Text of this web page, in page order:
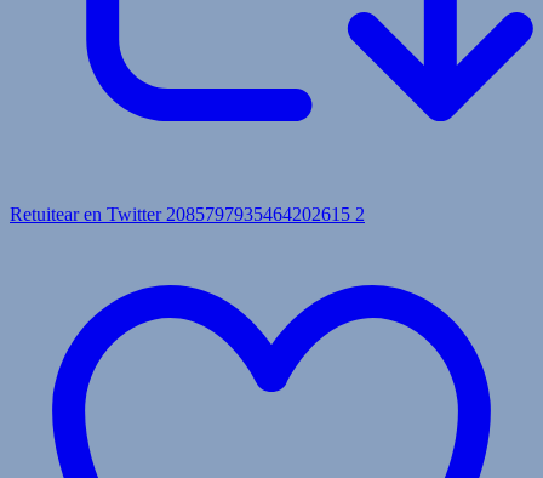
Retuitear en Twitter 2085797935464202615 2